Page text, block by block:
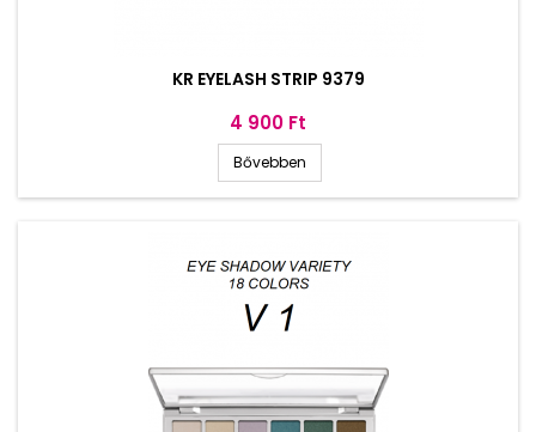
KR EYELASH STRIP 9379
Ár
4 900 Ft
Bővebben